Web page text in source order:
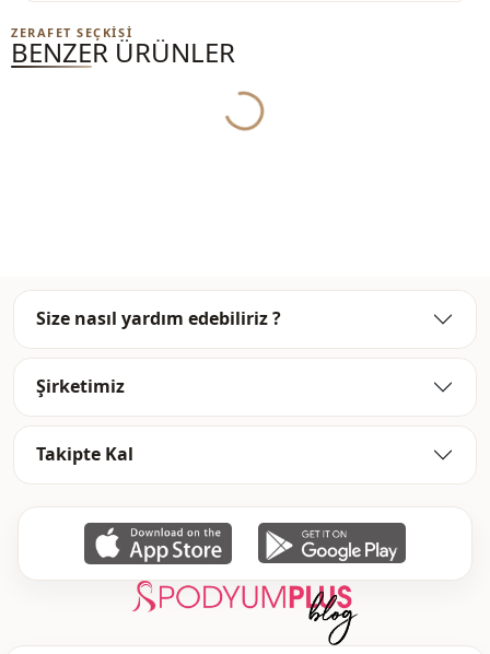
Detay Fermuarlı
Çift cepli
ZERAFET SEÇKISI
BENZER ÜRÜNLER
Yukleniyor...
Size nasıl yardım edebiliriz ?
Şirketimiz
Takipte Kal